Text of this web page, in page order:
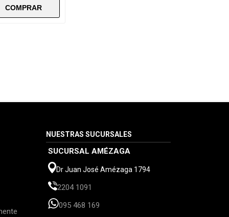
NUESTRAS SUCURSALES
SUCURSAL AMÉZAGA
Dr Juan José Amézaga 1794
2204 1091
095 468 169